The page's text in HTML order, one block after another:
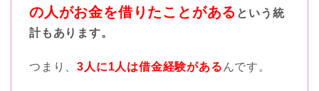
の人がお金を借りたことがある という統
計もあります。
つまり、3人に1人は借金経験があるんです。